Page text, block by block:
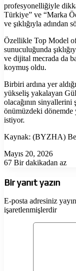
profesyonelliğiyle
Türkiye” ve “Marka
ve şıklığıyla adından
Özellikle Top Model of
sunuculuğunda
ve dijital mecrada da
koymuş oldu.
Birbiri ardına yer
yükseliş yakalayan
olacağının
önümüzdeki dönemde
istiyor.
Kaynak: (BYZHA)
Mayıs 20, 2026
67 Bir dakikadan az
Bir yanıt yazın
E-posta adresiniz
işaretlenmişlerdir